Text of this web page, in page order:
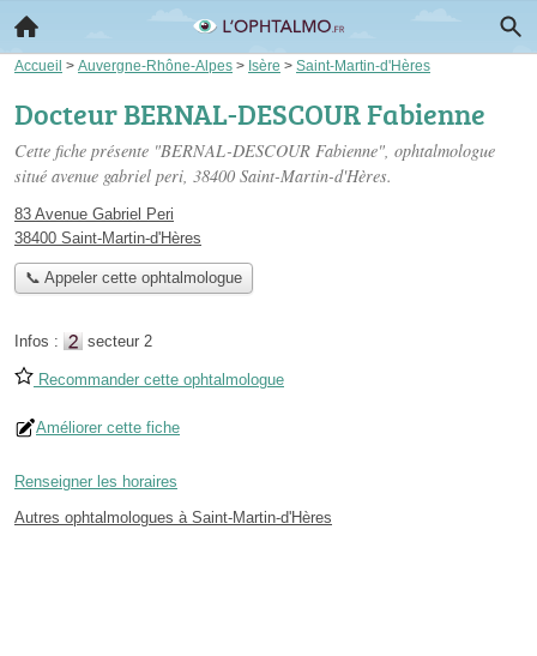
Accueil > Auvergne-Rhône-Alpes > Isère > Saint-Martin-d'Hères
Docteur BERNAL-DESCOUR Fabienne
Cette fiche présente "BERNAL-DESCOUR Fabienne", ophtalmologue
situé avenue gabriel peri, 38400 Saint-Martin-d'Hères.
83 Avenue Gabriel Peri
38400 Saint-Martin-d'Hères
📞 Appeler cette ophtalmologue
Infos : secteur 2
Recommander cette ophtalmologue
Améliorer cette fiche
Renseigner les horaires
Autres ophtalmologues à Saint-Martin-d'Hères